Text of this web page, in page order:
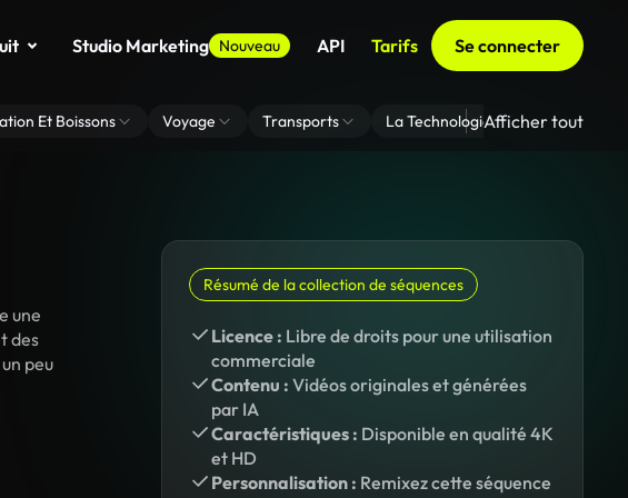
Studio Marketing Nouveau API Tarifs Se connecter
Et Boissons Voyage Transports La Technologie Zoom En
Afficher tout
une
des
peu
Résumé de la collection de séquences
Licence : Libre de droits pour une utilisation
commerciale
Contenu : Vidéos originales et générées
par IA
Caractéristiques : Disponible en qualité 4K
et HD
Personnalisation : Remixez cette séquence